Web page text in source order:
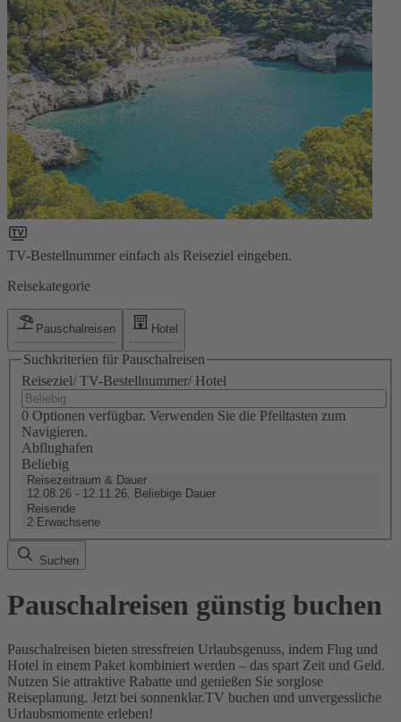
TV-Bestellnummer einfach als Reiseziel eingeben.
Reisekategorie
Pauschalreisen Hotel
Suchkriterien für Pauschalreisen
Reiseziel/ TV-Bestellnummer/ Hotel
0 Optionen verfügbar. Verwenden Sie die Pfeiltasten zum
Navigieren.
Abflughafen
Beliebig
Reisezeitraum & Dauer
12.08.26 - 12.11.26, Beliebige Dauer
Reisende
2 Erwachsene
Suchen
Pauschalreisen günstig buchen
Pauschalreisen bieten stressfreien Urlaubsgenuss, indem Flug und
Hotel in einem Paket kombiniert werden – das spart Zeit und Geld.
Nutzen Sie attraktive Rabatte und genießen Sie sorglose
Reiseplanung. Jetzt bei sonnenklar.TV buchen und unvergessliche
Urlaubsmomente erleben!